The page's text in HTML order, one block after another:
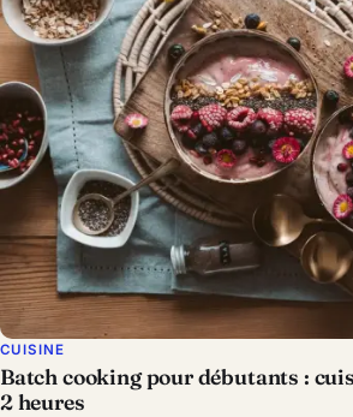
CUISINE
Batch cooking pour débutants :
2 heures